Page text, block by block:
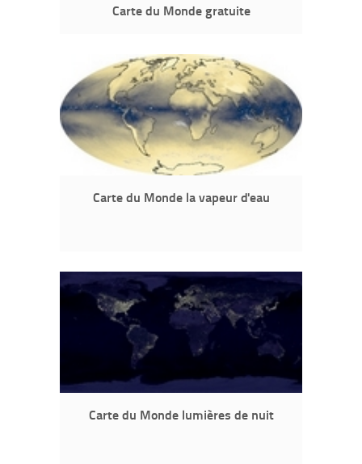
Carte du Monde gratuite
Carte du Monde la vapeur d'eau
Carte du Monde lumières de nuit